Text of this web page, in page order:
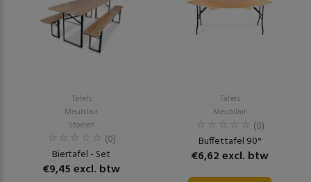
Tafels
Meubilair
Stoelen
(0)
Biertafel - Set
€9,45 excl. btw
Tafels
Meubilair
(0)
Buffettafel 90°
€6,62 excl. btw